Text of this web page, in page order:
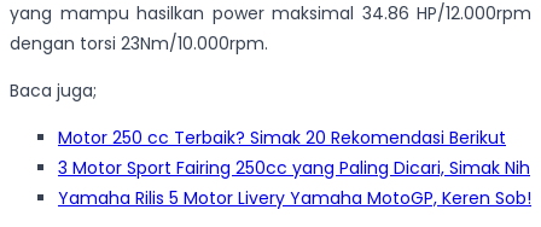
yang mampu hasilkan power maksimal 34.86 HP/12.000rpm
dengan torsi 23Nm/10.000rpm.
Baca juga;
Motor 250 cc Terbaik? Simak 20 Rekomendasi Berikut
3 Motor Sport Fairing 250cc yang Paling Dicari, Simak Nih
Yamaha Rilis 5 Motor Livery Yamaha MotoGP, Keren Sob!